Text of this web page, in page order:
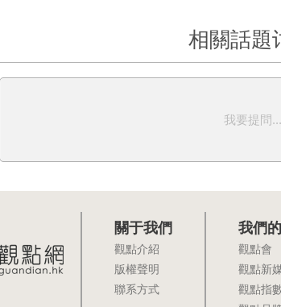
相關話題
我要提問...
關于我們
觀點介紹
版權聲明
聯系方式
我們
觀點會
觀點新
觀點指